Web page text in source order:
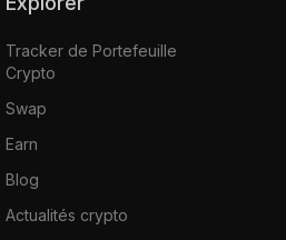
Tracker de Portefeuille
Crypto
Swap
Earn
Blog
Actualités crypto